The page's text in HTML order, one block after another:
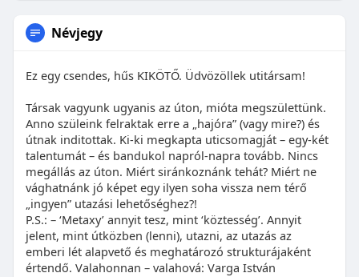
Névjegy
Ez egy csendes, hűs KIKÖTŐ. Üdvözöllek utitársam!
Társak vagyunk ugyanis az úton, mióta megszülettünk.
Anno szüleink felraktak erre a „hajóra” (vagy mire?) és
útnak inditottak. Ki-ki megkapta uticsomagját – egy-két
talentumát – és bandukol napról-napra tovább. Nincs
megállás az úton. Miért siránkoznánk tehát? Miért ne
vághatnánk jó képet egy ilyen soha vissza nem térő
„ingyen” utazási lehetőséghez?!
P.S.: – ‘Metaxy’ annyit tesz, mint ‘köztesség’. Annyit
jelent, mint útközben (lenni), utazni, az utazás az
emberi lét alapvető és meghatározó strukturájaként
értendő. Valahonnan – valahová: Varga István